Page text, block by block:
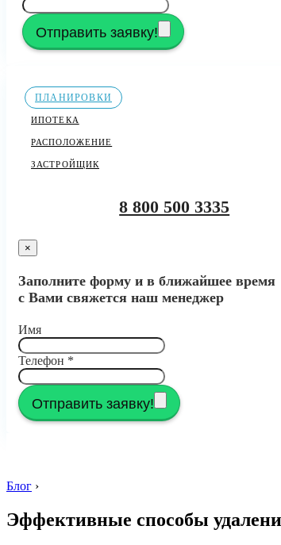
Отправить заявку!
ПЛАНИРОВКИ
ИПОТЕКА
РАСПОЛОЖЕНИЕ
ЗАСТРОЙЩИК
8 800 500 3335
×
Заполните форму и в ближайшее время
с Вами свяжется наш менеджер
Имя
Телефон *
Отправить заявку!
Блог ›
Эффективные способы